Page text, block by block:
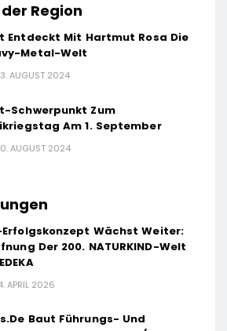
Region
Entdeckt Mit Hartmut Rosa Die
Metal-Welt
AUGUST 2024
Schwerpunkt Zum
Am 1. September
AUGUST 2024
Erfolgskonzept Wächst Weiter:
Der 200. NATURKIND-Welt
APRIL 2026
Baut Führungs- Und